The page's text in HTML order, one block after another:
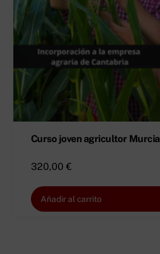
Curso joven agricultor Murcia
320,00 €
Añadir al carrito